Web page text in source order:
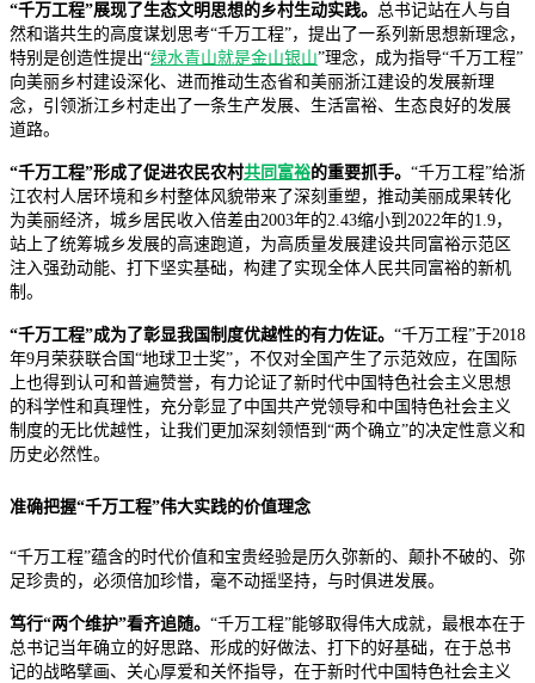
“千万工程”展现了生态文明思想的乡村生动实践。 总书记站在人与自
然和谐共生的高度谋划思考“千万工程”，提出了一系列新思想新理念，
特别是创造性提出“绿水青山就是金山银山”理念，成为指导“千万工程”
向美丽乡村建设深化、进而推动生态省和美丽浙江建设的发展新理
念，引领浙江乡村走出了一条生产发展、生活富裕、生态良好的发展
道路。
“千万工程”形成了促进农民农村共同富裕的重要抓手。 “千万工程”给浙
江农村人居环境和乡村整体风貌带来了深刻重塑，推动美丽成果转化
为美丽经济，城乡居民收入倍差由2003年的2.43缩小到2022年的1.9，
站上了统筹城乡发展的高速跑道，为高质量发展建设共同富裕示范区
注入强劲动能、打下坚实基础，构建了实现全体人民共同富裕的新机
制。
“千万工程”成为了彰显我国制度优越性的有力佐证。 “千万工程”于2018
年9月荣获联合国“地球卫士奖”，不仅对全国产生了示范效应，在国际
上也得到认可和普遍赞誉，有力论证了新时代中国特色社会主义思想
的科学性和真理性，充分彰显了中国共产党领导和中国特色社会主义
制度的无比优越性，让我们更加深刻领悟到“两个确立”的决定性意义和
历史必然性。
准确把握“千万工程”伟大实践的价值理念
“千万工程”蕴含的时代价值和宝贵经验是历久弥新的、颠扑不破的、弥
足珍贵的，必须倍加珍惜，毫不动摇坚持，与时俱进发展。
笃行“两个维护”看齐追随。 “千万工程”能够取得伟大成就，最根本在于
总书记当年确立的好思路、形成的好做法、打下的好基础，在于总书
记的战略擘画、关心厚爱和关怀指导，在于新时代中国特色社会主义